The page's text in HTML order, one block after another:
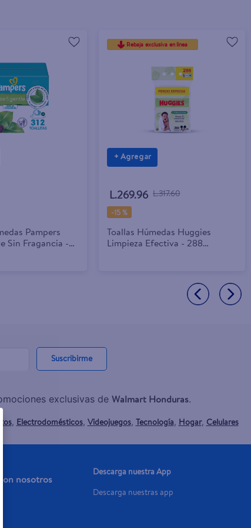
Pampers
Sin Fragancia -
Rebaja exclusiva en línea
+ Agregar
L.269.96 L.317.60
-15 %
Toallas Húmedas Huggies
Limpieza Efectiva - 288
Suscribirme
exclusivas de Walmart Honduras.
, Electrodomésticos, Videojuegos, Tecnología, Hogar, Celulares
nosotros
Descarga nuestra App
Descarga nuestras app